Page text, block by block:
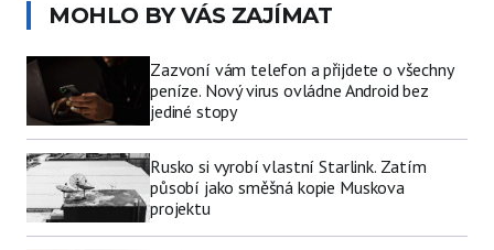
MOHLO BY VÁS ZAJÍMAT
Zazvoní vám telefon a přijdete o všechny
peníze. Nový virus ovládne Android bez
jediné stopy
Rusko si vyrobí vlastní Starlink. Zatím
působí jako směšná kopie Muskova
projektu